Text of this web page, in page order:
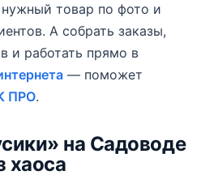
товар по фото и
А собрать заказы,
и работать прямо в
— поможет
ПРО.
на Садоводе
хаоса